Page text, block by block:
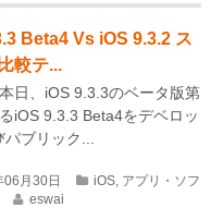
Beta4 Vs iOS 9.3.2 ス
較テ...
日、iOS 9.3.3のベータ版第
iOS 9.3.3 Beta4をデベロッ
ブリック...
06月30日 iOS, アプリ・ソフ
eswai